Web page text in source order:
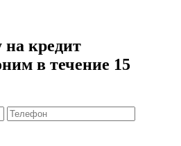
на кредит
в течение 15